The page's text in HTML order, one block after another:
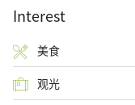
Interest
美食
观光